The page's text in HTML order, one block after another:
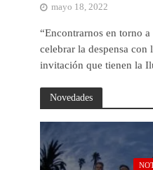
mayo 18, 2022
“Encontrarnos en torno
celebrar la despensa con
invitación que tienen la
Novedades